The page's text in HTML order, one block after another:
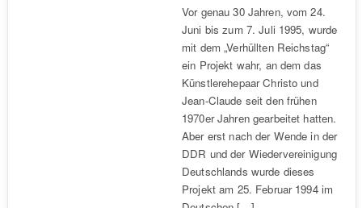
Vor genau 30 Jahren, vom 24.
Juni bis zum 7. Juli 1995, wurde
mit dem „Verhüllten Reichstag“
ein Projekt wahr, an dem das
Künstlerehepaar Christo und
Jean-Claude seit den frühen
1970er Jahren gearbeitet hatten.
Aber erst nach der Wende in der
DDR und der Wiedervereinigung
Deutschlands wurde dieses
Projekt am 25. Februar 1994 im